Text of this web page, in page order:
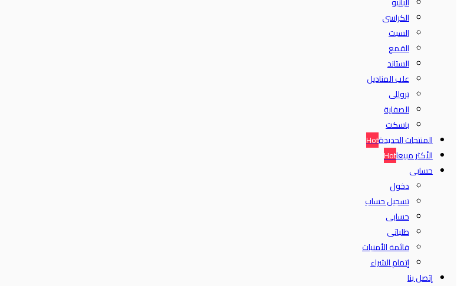
الكراسى
السبت
القمع
الستاند
علب المناديل
تروللى
الصفاية
باسكت
المنتجات الجديدةHot
الأكثر مبيعاHot
حسابى
دخول
تسجيل حساب
حسابى
طلباتى
قائمة الأمنيات
إتمام الشراء
إتصل بنا